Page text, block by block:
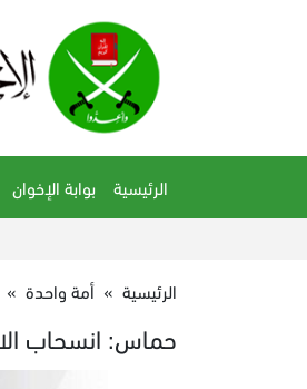
الرئيسية بوابة الإخوان
الرئيسية » أمة واحدة »
حماس: انسحاب